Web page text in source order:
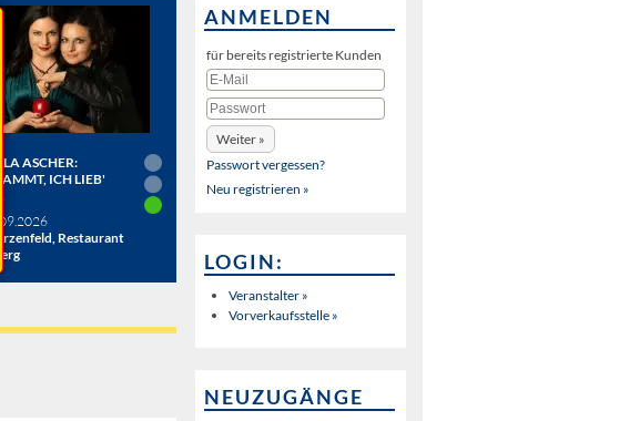
ASCHER:
ICH LIEB'
Restaurant
ANMELDEN
für bereits registrierte Kunden
Passwort vergessen?
Neu registrieren »
LOGIN:
Veranstalter »
Vorverkaufsstelle »
NEUZUGÄNGE